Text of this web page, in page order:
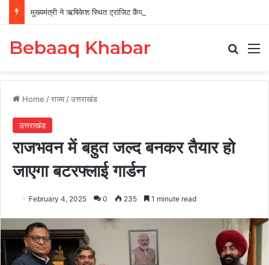
मुख्यमंत्री ने ऋषिकेश स्थित ट्रांजिट कैंप का किया औचक निरीक्षण
Bebaaq Khabar
Home /राज्य /उत्तराखंड
उत्तराखंड
राजभवन में बहुत जल्द बनकर तैयार हो
जाएगा बटरफ्लाई गार्डन
February 4, 2025 0 235 1 minute read